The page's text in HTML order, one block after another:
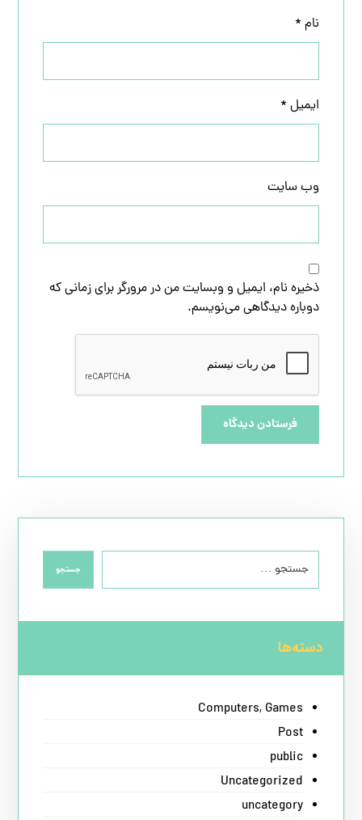
نام *
ایمیل *
وب‌ سایت
ذخیره نام، ایمیل و وبسایت من در مرورگر برای زمانی که
دوباره دیدگاهی می‌نویسم.
فرستادن دیدگاه
جستجو
دسته‌ها
Computers, Games
Post
public
Uncategorized
uncategory